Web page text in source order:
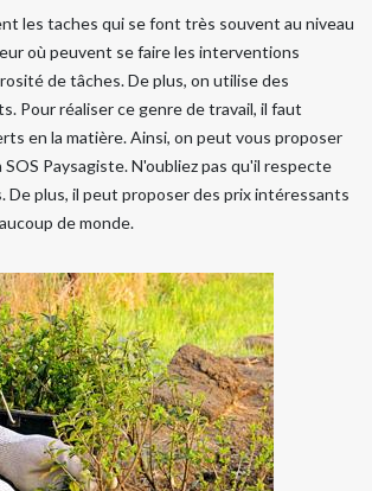
les taches qui se font très souvent au niveau
où peuvent se faire les interventions
de tâches. De plus, on utilise des
Pour réaliser ce genre de travail, il faut
en la matière. Ainsi, on peut vous proposer
Paysagiste. N'oubliez pas qu'il respecte
De plus, il peut proposer des prix intéressants
de monde.